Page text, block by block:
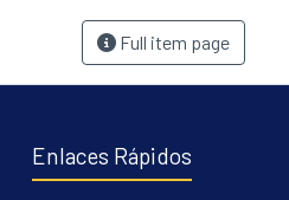
Full item page
Enlaces Rápidos